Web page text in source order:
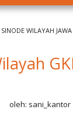
WILAYAH
oleh: sani_kantor